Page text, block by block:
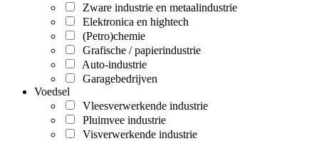
Zware industrie en metaalindustrie
Elektronica en hightech
(Petro)chemie
Grafische / papierindustrie
Auto-industrie
Garagebedrijven
Voedsel
Vleesverwerkende industrie
Pluimvee industrie
Visverwerkende industrie